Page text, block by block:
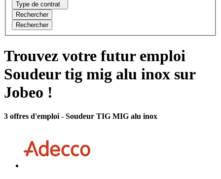
Type de contrat
Rechercher
Rechercher
Trouvez votre futur emploi
Soudeur tig mig alu inox sur
Jobeo !
3 offres d'emploi - Soudeur TIG MIG alu inox